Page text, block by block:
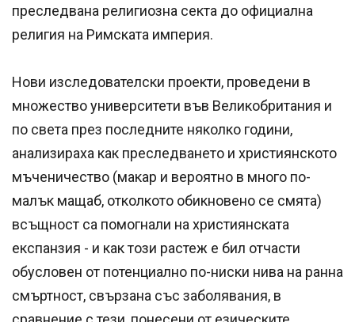
преследвана религиозна секта до официална
религия на Римската империя.
Нови изследователски проекти, проведени в
множество университети във Великобритания и
по света през последните няколко години,
анализираха как преследването и християнското
мъченичество (макар и вероятно в много по-
малък мащаб, отколкото обикновено се смята)
всъщност са помогнали на християнската
експанзия - и как този растеж е бил отчасти
обусловен от потенциално по-ниски нива на ранна
смъртност, свързана със заболявания, в